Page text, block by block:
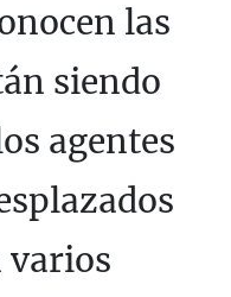
las
siendo
agentes
varios